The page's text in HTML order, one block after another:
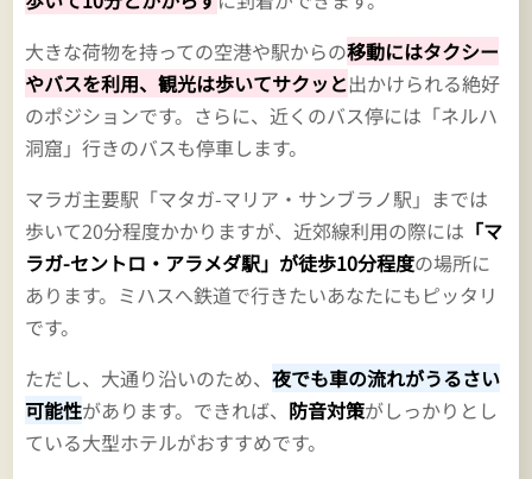
大きな荷物を持っての空港や駅からの移動にはタクシー
やバスを利用、観光は歩いてサクッと出かけられる絶好
のポジションです。さらに、近くのバス停には「ネルハ
洞窟」行きのバスも停車します。
マラガ主要駅「マタガ-マリア・サンブラノ駅」までは
歩いて20分程度かかりますが、近郊線利用の際には 「マ
ラガ-セントロ・アラメダ駅」が徒歩10分程度の場所に
あります。ミハスへ鉄道で行きたいあなたにもピッタリ
です。
ただし、大通り沿いのため、夜でも車の流れがうるさい
可能性があります。できれば、 防音対策がしっかりとし
ている大型ホテルがおすすめです。